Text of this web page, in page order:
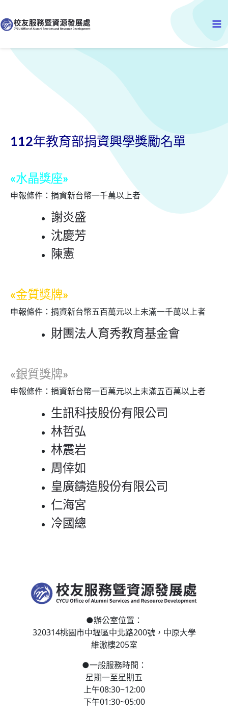
至
主
112年教育部捐資興學獎勵名單
«水晶獎座»
申報條件：捐資新台幣一千萬以上者
謝炎盛
沈慶芳
陳憲
«金質獎牌»
申報條件：捐資新台幣五百萬元以上未滿一千萬以上者
財團法人育秀教育基金會
«銀質獎牌»
申報條件：捐資新台幣一百萬元以上未滿五百萬以上者
生訊科技股份有限公司
林哲弘
林震岩
周倖如
皇廣鑄造股份有限公司
仁海宮
冷國總
●辦公室位置：
320314桃園市中壢區中北路200號， 中原大學
維澈樓205室
●一般服務時間：
星期一至星期五
上午08:30~12:00
下午01:30~05:00